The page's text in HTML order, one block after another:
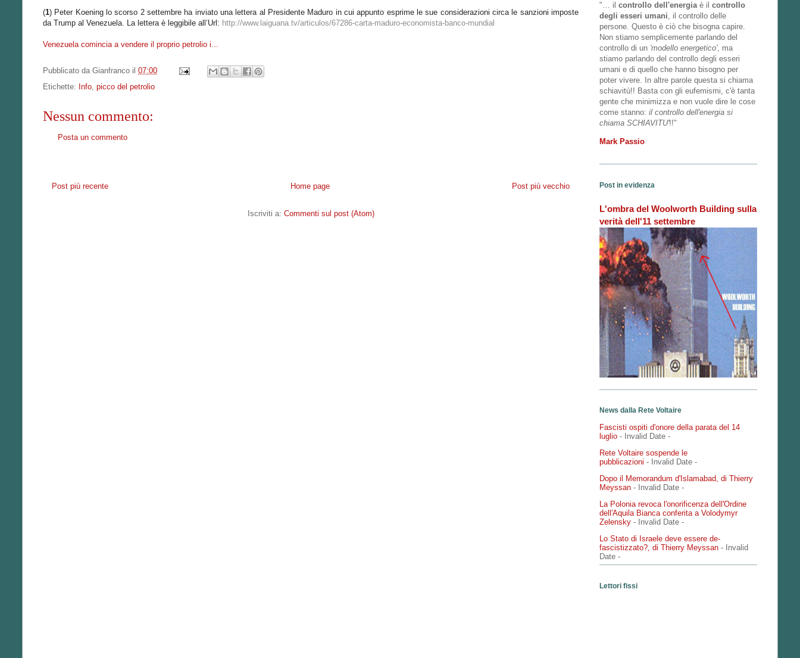
(1) Peter Koening lo scorso 2 settembre ha inviato una lettera al Presidente Maduro in cui appunto esprime le sue considerazioni circa le sanzioni imposte
da Trump al Venezuela. La lettera è leggibile all’Url: http://www.laiguana.tv/articulos/67286-carta-maduro-economista-banco-mundial
Venezuela comincia a vendere il proprio petrolio i...
Pubblicato da Gianfranco il 07:00
Etichette: Info picco del petrolio
Nessun commento:
Posta un commento
Post più recente Post più vecchio
Home page
Iscriviti a: Commenti sul post (Atom)
"… il controllo dell'energiaè il controllo
degli esseri umani, il controllo delle
persone. Questo è ciò che bisogna capire.
Non stiamo semplicemente parlando del
controllo di un 'modello energetico', ma
stiamo parlando del controllo degli esseri
umani e di quello che hanno bisogno per
poter vivere. In altre parole questa si chiama
schiavitù!! Basta con gli eufemismi, c'è tanta
gente che minimizza e non vuole dire le cose
come stanno: il controllo dell'energia si
chiama SCHIAVITU'!!"
Mark Passio
Post in evidenza
L'ombra del Woolworth Building sulla
verità dell'11 settembre
News dalla Rete Voltaire
Fascisti ospiti d'onore della parata del 14
luglio - Invalid Date -
Rete Voltaire sospende le
pubblicazioni - Invalid Date -
Dopo il Memorandum d'Islamabad, di Thierry
Meyssan - Invalid Date -
La Polonia revoca l'onorificenza dell'Ordine
dell'Aquila Bianca conferita a Volodymyr
Zelensky - Invalid Date -
Lo Stato di Israele deve essere de-
fascistizzato?, di Thierry Meyssan - Invalid
Date -
Lettori fissi